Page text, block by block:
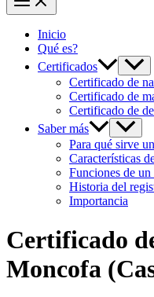
Inicio
Qué es?
Certificados
Certificado de
Certificado de
Certificado de
Saber más
Para qué sirve
Características
Funciones de
Historia del
Importancia
Certificado
Moncofa